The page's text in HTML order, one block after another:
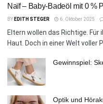
Naïf – Baby-Badeöl mit 0 %
BY EDITH STEGER 6. Oktober 2025
Eltern wollen das Richtige. Für
Haut. Doch in einer Welt voller
Gewinnspiel:
Optik und